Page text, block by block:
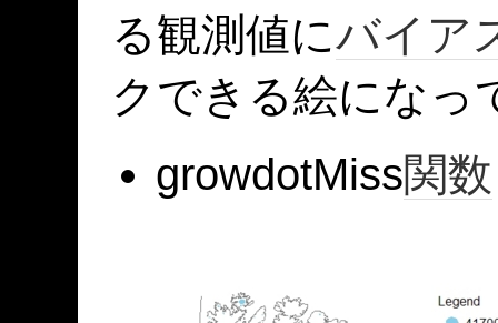
る観測値にバイア
クできる絵になっ
growdotMiss関数